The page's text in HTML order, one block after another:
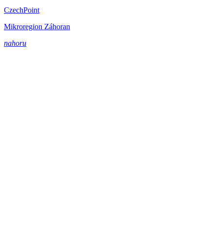
CzechPoint
Mikroregion Záhoran
nahoru